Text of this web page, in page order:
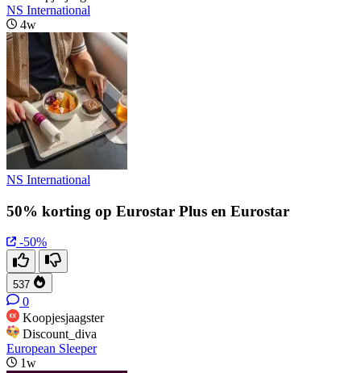
NS International
4w
NS International
50% korting op Eurostar Plus en Eurostar
-50%
537
0
Koopjesjaagster
Discount_diva
European Sleeper
1w